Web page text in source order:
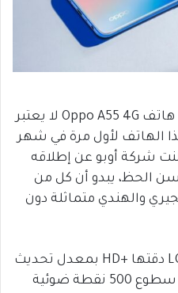
فقط تنويه بسيط في البداية: هاتف Oppo A55 4G لا يعتبر
الهاتف لأول مرة في شهر
2021 عندما أعلنت شركة أوبو عن إطلاقه
الحظ، يبدو أن كل من
والهندي متماثلة دون
تأتي الشاشة بلوحة عرض LCD دقتها +HD بمعدل تحديث
قياسي سرعته 60Hz بمعدل سطوع 500 نقطة ضوئية